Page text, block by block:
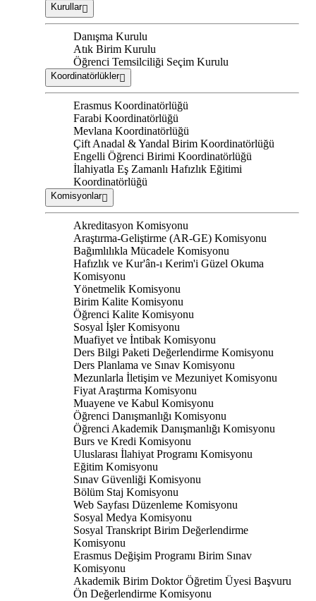
Kurullar
Danışma Kurulu
Atık Birim Kurulu
Öğrenci Temsilciliği Seçim Kurulu
Koordinatörlükler
Erasmus Koordinatörlüğü
Farabi Koordinatörlüğü
Mevlana Koordinatörlüğü
Çift Anadal & Yandal Birim Koordinatörlüğü
Engelli Öğrenci Birimi Koordinatörlüğü
İlahiyatla Eş Zamanlı Hafızlık Eğitimi
Koordinatörlüğü
Komisyonlar
Akreditasyon Komisyonu
Araştırma-Geliştirme (AR-GE) Komisyonu
Bağımlılıkla Mücadele Komisyonu
Hafızlık ve Kur'ân-ı Kerim'i Güzel Okuma
Komisyonu
Yönetmelik Komisyonu
Birim Kalite Komisyonu
Öğrenci Kalite Komisyonu
Sosyal İşler Komisyonu
Muafiyet ve İntibak Komisyonu
Ders Bilgi Paketi Değerlendirme Komisyonu
Ders Planlama ve Sınav Komisyonu
Mezunlarla İletişim ve Mezuniyet Komisyonu
Fiyat Araştırma Komisyonu
Muayene ve Kabul Komisyonu
Öğrenci Danışmanlığı Komisyonu
Öğrenci Akademik Danışmanlığı Komisyonu
Burs ve Kredi Komisyonu
Uluslarası İlahiyat Programı Komisyonu
Eğitim Komisyonu
Sınav Güvenliği Komisyonu
Bölüm Staj Komisyonu
Web Sayfası Düzenleme Komisyonu
Sosyal Medya Komisyonu
Sosyal Transkript Birim Değerlendirme
Komisyonu
Erasmus Değişim Programı Birim Sınav
Komisyonu
Akademik Birim Doktor Öğretim Üyesi Başvuru
Ön Değerlendirme Komisyonu